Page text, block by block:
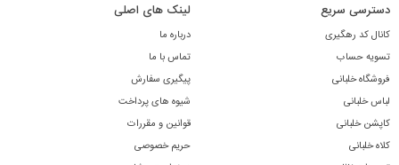
دسترسی سریع
کانال کد رهگیری
تسویه حساب
فروشگاه خلبانی
لباس خلبانی
کاپشن خلبانی
کلاه خلبانی
لینک های اصلی
درباره ما
تماس با ما
پیگیری سفارش
شیوه های پرداخت
قوانین و مقررات
حریم خصوصی